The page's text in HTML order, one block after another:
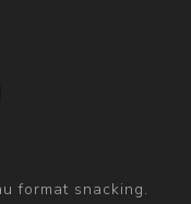
format snacking.